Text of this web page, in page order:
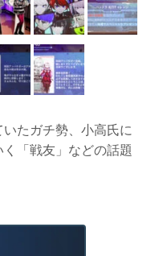
たガチ勢、小高氏に
「戦友」などの話題